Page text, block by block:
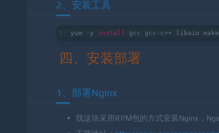
2、安装工具
1、部署Nginx